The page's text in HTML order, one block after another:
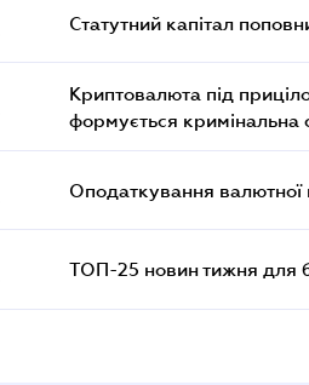
Статутний капітал
Криптовалюта під
формується кримінальна
Оподаткування
ТОП-25 новин тижня для